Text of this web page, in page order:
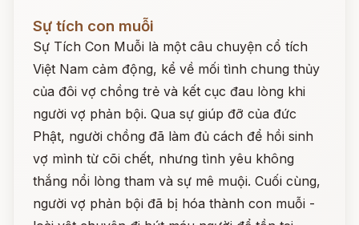
Sự tích con muỗi
Sự Tích Con Muỗi là một câu chuyện cổ tích
Việt Nam cảm động, kể về mối tình chung thủy
của đôi vợ chồng trẻ và kết cục đau lòng khi
người vợ phản bội. Qua sự giúp đỡ của đức
Phật, người chồng đã làm đủ cách để hồi sinh
vợ mình từ cõi chết, nhưng tình yêu không
thắng nổi lòng tham và sự mê muội. Cuối cùng,
người vợ phản bội đã bị hóa thành con muỗi -